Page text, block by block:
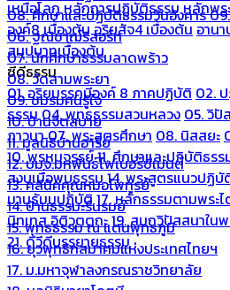
เหนือโลกหลักการปฏิบัติธรรมหลักพร
องค์8 เบื้องต้นอริยสัจ4 เบื้องต้นอาน
สมุปบาทเบื้องต้น
ซีดีธรรม
01. อริยมรรคมีองค์ 8 ภาคปฏิบัติ 02.
ธรรม04. พุทธธรรมสวนหลวง 05. วิปั
ภาวนา07. พระสูตรศึกษา 08. นิสสยะ
10. พรหมจรรย์11. ศึกษาและปฏิบัติธรร
สงบเมื่อพบธรรม14. พระสูตรแนวปฏิบั
มานุธัมมปฏิบัติ17. หลักธรรมตามพระ
นิทเทส อิติวุตตกะ19. สมถวิปัสสนาใน
21. ดีวีดีบรรยายธรรม
08. ศึกษาและปฏิบัติธรรมวันอังคาร
06. ฐณิชาฌ์รีสอร์ท
07. นักศึกษาธรรมลาดพร้าว
08. วัดสามพระยา
09. ชมรมคนรู้ใจ
10. บ้านจิตสบาย
11. มูลนิธิบ้านอารีย์
12. บมจ.มหพันธ์ไฟเบอร์ซีเมนต์
13. คลีนิคคุณหมอไพทูรย์
14. บ้านธรรมะรื่นรมย์
15. พุทธธรรม ณ แดนพุทธภูมิ
16. ยุวพุทธิกสมาคมแห่งประเทศไทยฯ
17. ม.มหาจุฬาลงกรณราชวิทยาลัย